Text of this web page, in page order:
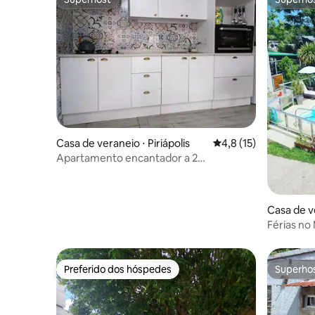
Superhost
Casa de veraneio ⋅ Piriápolis 4,8 de uma
4,8 (15)
Apartamento encantador a 2
Casa de
Férias no
Preferido dos hóspedes
Preferido dos hóspedes